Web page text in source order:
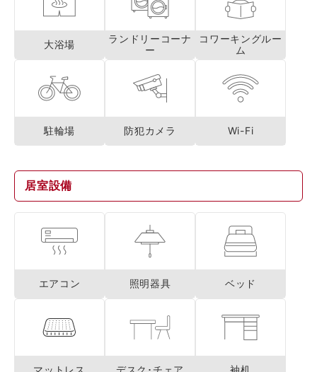
大浴場
ランドリーコーナ
ー
コワーキングルー
ム
駐輪場 防犯カメラ Wi-Fi
居室設備
エアコン 照明器具 ベッド